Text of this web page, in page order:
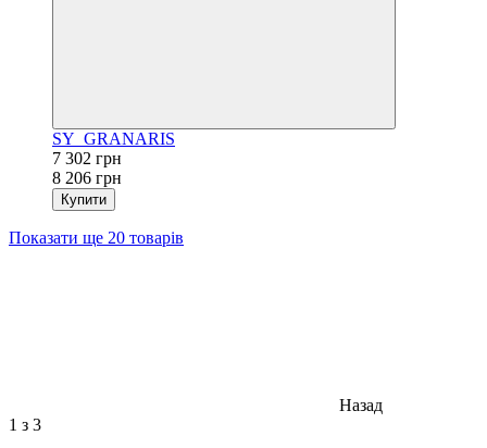
SY_GRANARIS
7 302 грн
8 206 грн
Купити
Показати ще 20 товарів
Назад
1 з 3